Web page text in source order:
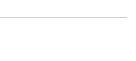
Von der